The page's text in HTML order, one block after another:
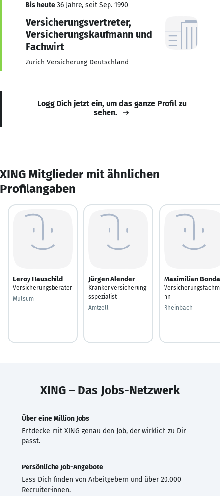
Bis heute 36 Jahre, seit Sep. 1990
Versicherungsvertreter,
Versicherungskaufmann und
Fachwirt
Zurich Versicherung Deutschland
Logg Dich jetzt ein, um das ganze Profil zu
sehen.
XING Mitglieder mit ähnlichen
Profilangaben
Leroy Hauschild
Versicherungsberater
Mulsum
Jürgen Alender
Krankenversicherung
sspezialist
Amtzell
Maximilian
nn
Rheinbach
XING – Das Jobs-Netzwerk
Über eine Million Jobs
Entdecke mit XING genau den Job, der wirklich zu Dir
passt.
Persönliche Job-Angebote
Lass Dich finden von Arbeitgebern und über 20.000
Recruiter·innen.